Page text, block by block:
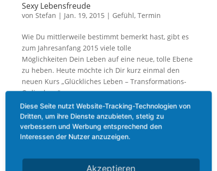
Sexy Lebensfreude
von Stefan | Jan. 19, 2015 | Gefühl, Termin
Wie Du mittlerweile bestimmt bemerkt hast, gibt es
zum Jahresanfang 2015 viele tolle
Möglichkeiten Dein Leben auf eine neue, tolle Ebene
zu heben. Heute möchte ich Dir kurz einmal den
neuen Kurs „Glückliches Leben – Transformations-
Onlinekurs“ von...
Das Stress-Reduktionsprogramm
von Stefan|Okt. 27, 2014|Allgemein, Gefühl
Fühlst Du Dich oft gestresst? Wirst Du immer
Diese Seite nutzt Website-Tracking-Technologien von
Dritten, um ihre Dienste anzubieten, stetig zu
verbessern und Werbung entsprechend den
Interessen der Nutzer anzuzeigen.
Akzeptieren